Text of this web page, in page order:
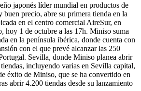
japonés líder mundial en productos de
buen precio, abre su primera tienda en la
en el centro comercial AireSur, en
hoy 1 de octubre a las 17h. Miniso suma
en la península ibérica, donde cuenta con
con el que prevé alcanzar las 250
Sevilla, donde Miniso planea abrir
incluyendo varias en Sevilla capital,
éxito de Miniso, que se ha convertido en
abrir 4.200 tiendas desde su lanzamiento